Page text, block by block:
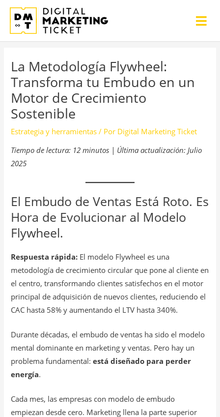
contenido
La Metodología Flywheel:
Transforma tu Embudo en un
Motor de Crecimiento
Sostenible
Estrategia y herramientas / Por Digital Marketing Ticket
Tiempo de lectura: 12 minutos | Última actualización: Julio
2025
El Embudo de Ventas Está Roto. Es
Hora de Evolucionar al Modelo
Flywheel.
Respuesta rápida: El modelo Flywheel es una
metodología de crecimiento circular que pone al cliente en
el centro, transformando clientes satisfechos en el motor
principal de adquisición de nuevos clientes, reduciendo el
CAC hasta 58% y aumentando el LTV hasta 340%.
Durante décadas, el embudo de ventas ha sido el modelo
mental dominante en marketing y ventas. Pero hay un
problema fundamental:está diseñado para perder
energía.
Cada mes, las empresas con modelo de embudo
empiezan desde cero. Marketing llena la parte superior